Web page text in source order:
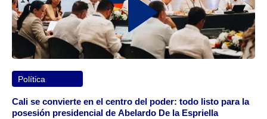
Política
Cali se convierte en el centro del poder: todo listo para la
posesión presidencial de Abelardo De la Espriella